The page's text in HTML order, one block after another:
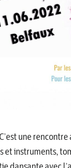
une
et instruments,